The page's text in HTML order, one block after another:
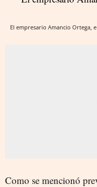
El empresario Amancio Ortega,
Como se mencionó